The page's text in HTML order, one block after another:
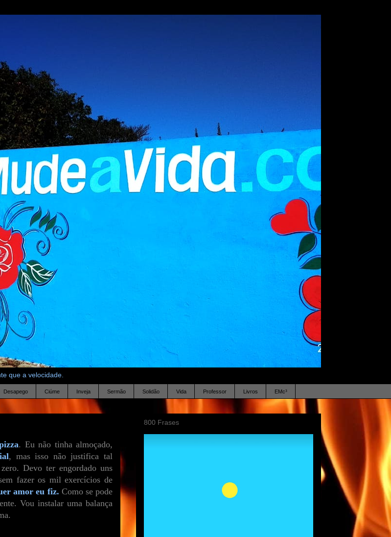
que a velocidade.
Desapego Ciúme Inveja Sermão Solidão Vida Professor Livros EMc³
. Eu não tinha almoçado,
, mas isso não justifica tal
Devo ter engordado uns
fazer os mil exercícios de
amor eu fiz. Como se pode
Vou instalar uma balança
800 Frases